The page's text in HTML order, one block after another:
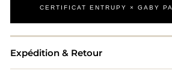
CERTIFICAT ENTRUPY × GABY
Expédition & Retour